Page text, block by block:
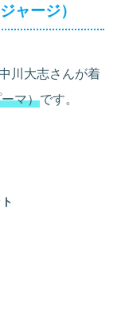
ャージ）
川大志さんが着
マ）です。